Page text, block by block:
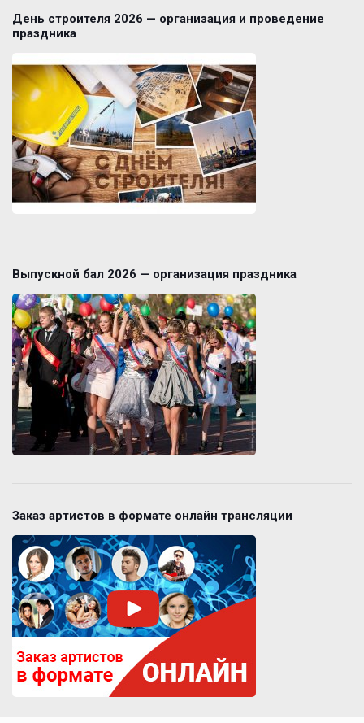
День строителя 2026 — организация и проведение
праздника
Выпускной бал 2026 — организация праздника
Заказ артистов в формате онлайн трансляции